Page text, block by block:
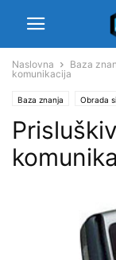
Naslovna Baza
komunikacija
Baza znanja Obrada